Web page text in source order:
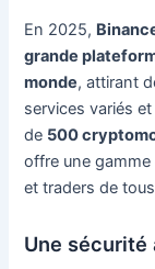
En 2025,
grande
monde, attirant
services variés
de 500
offre une
et traders de
Une sécurité